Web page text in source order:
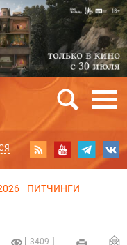
ПИТЧИНГИ
3409